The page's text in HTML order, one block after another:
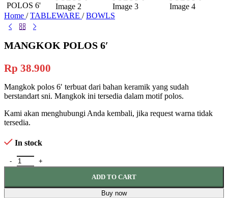
Home / TABLEWARE / BOWLS
MANGKOK POLOS 6′
Rp 38.900
Mangkok polos 6′ terbuat dari bahan keramik yang sudah
berstandart sni. Mangkok ini tersedia dalam motif polos.
Kami akan menghubungi Anda kembali, jika request warna tidak
tersedia.
In stock
MANGKOK POLOS 6' quantity
ADD TO CART
Buy now